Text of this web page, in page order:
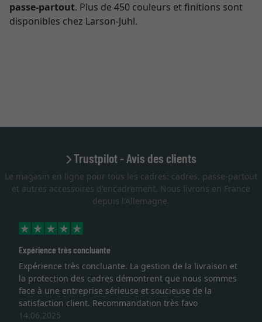
passe-partout. Plus de 450 couleurs et finitions sont
disponibles chez Larson-Juhl.
Trustpilot - Avis des clients
Le magasin en ligne pour tous les cadres: cadres, passe-partout
et autres accessoires d'encadrement. Nous livrons en France
depuis l'Allemagne.
Expérience très concluante
Expérience très concluante. La gestion de la livraison et
la protection des cadres démontrent que nous sommes
face à une entreprise sérieuse et soucieuse de la
satisfaction client. Recommandation très favo
14.06.2025